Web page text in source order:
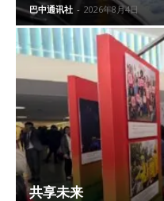
巴中通讯社 - 2026年8月4日
共享未来